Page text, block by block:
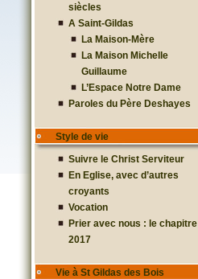
siècles
A Saint-Gildas
La Maison-Mère
La Maison Michelle
Guillaume
L’Espace Notre Dame
Paroles du Père Deshayes
Style de vie
Suivre le Christ Serviteur
En Eglise, avec d’autres
croyants
Vocation
Prier avec nous : le chapitre
2017
Vie à St Gildas des Bois